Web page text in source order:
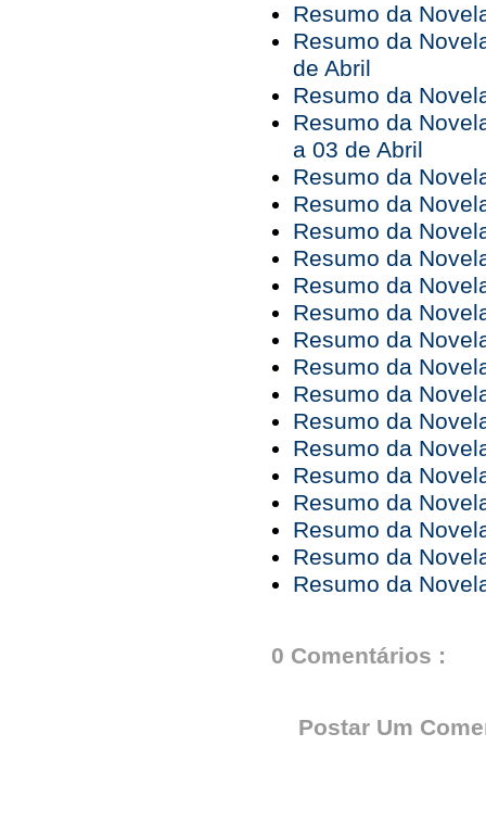
Resumo da
Resumo da
de Abril
Resumo da
Resumo da
a 03 de Abril
Resumo da
Resumo da
Resumo da
Resumo da
Resumo da
Resumo da
Resumo da
Resumo da
Resumo da
Resumo da
Resumo da
Resumo da
Resumo da
Resumo da
Resumo da
Resumo da
0 Comentários :
Postar Um